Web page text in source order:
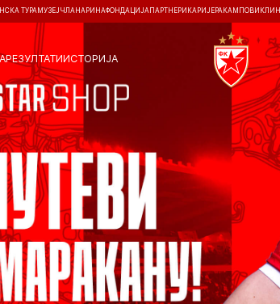
ТУРАМУЗЕЈ ЧЛАНАРИНАФОНДАЦИЈА ПАРТНЕРИ КАРИЈЕРА КАМПОВИ
РЕЗУЛТАТИИСТОРИЈА